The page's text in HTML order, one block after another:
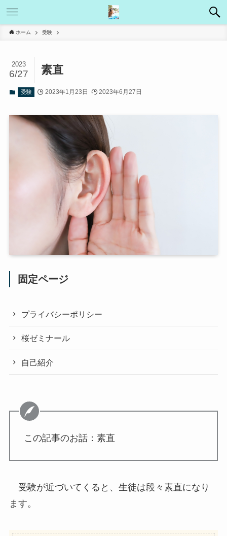
ホーム 受験
素直
2023
6/27
受験 2023年1月23日 2023年6月27日
固定ページ
プライバシーポリシー
桜ゼミナール
自己紹介
この記事のお話：素直
受験が近づいてくると、生徒は段々素直になり
ます。